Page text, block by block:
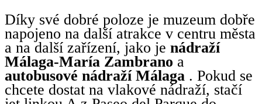
Díky své dobré poloze je muzeum dobře
napojeno na další atrakce v centru města
a na další zařízení, jako je nádraží
Málaga-María Zambrano a
autobusové nádraží Málaga . Pokud se
chcete dostat na vlakové nádraží, stačí